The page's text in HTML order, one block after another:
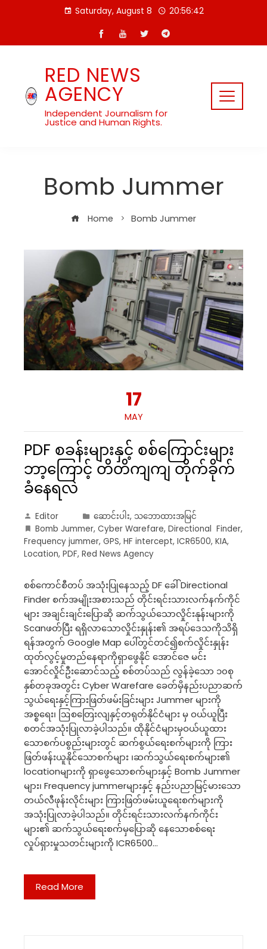
Saturday, August 8 20:56:42
RED NEWS
AGENCY
Independent Journalism for
Justice and Human Rights.
Bomb Jummer
Home Bomb Jummer
17
MAY
PDF စခန်းများနှင့် စစ်ကြောင်းများ
ဘာ့ကြောင့် တိတိကျကျ တိုက်ခိုက်
ခံနေရလဲ
Editor ဆောင်းပါး, သဘောထားအမြင်
Bomb Jummer, Cyber Warefare, Directional Finder,
Frequency jummer, GPS, HF intercept, ICR6500, KIA,
Location, PDF, Red News Agency
စစ်ကောင်စီတပ် အသုံးပြုနေသည့် DF ခေါ် Directional
Finder စက်အမျိုးအစားသည် တိုင်းရင်းသားလက်နက်ကိုင်
များ အချင်းချင်းပြောဆို ဆက်သွယ်သောလှိုင်းနုန်းများကို
Scanဖတ်ပြီး ရရှိလာသောလှိုင်းနှုန်း၏ အရပ်ဒေသကိုသိရှိ
ရန်အတွက် Google Map ပေါ်တွင်တင်၍စက်လှိုင်းနှုန်း
ထုတ်လွင့်မှုတည်နေရာကိုရှာဖွေနိုင် အောင်ဇေ မင်း
အောင်လှိုင်ဦးဆောင်သည့် စစ်တပ်သည် လွန်ခဲ့သော ၁၀စု
နှစ်တခုအတွင်း Cyber Warefare ခေတ်မှိနည်းပညာဆက်
သွယ်ရေးနှင့်ကြားဖြတ်ဖမ်းခြင်းများ Jummer များကို
အစ္စရေး၊ ဩစတြေးလျနှင့်တရုတ်နိုင်ငံများ မှ ဝယ်ယူပြီး
စတင်အသုံးပြုလာခဲ့ပါသည်။ ထိုနိုင်ငံများမှဝယ်ယူထား
သောစက်ပစွည်းများတွင် ဆက်စွယ်ရေးစက်များကို ကြား
ဖြတ်ဖန်းယူနိုင်သောစက်များ ၊ဆက်သွယ်ရေးစက်များ၏
locationများကို ရှာဖွေသောစက်များနှင့် Bomb Jummer
များ၊ Frequency jummerများနှင့် နည်းပညာမြင့်မားသော
တယ်လီဖုန်းလိုင်းများ ကြားဖြတ်ဖမ်းယူရေးစက်များကို
အသုံးပြုလာခဲ့ပါသည်။ တိုင်းရင်းသားလက်နက်ကိုင်း
များ၏ ဆက်သွယ်ရေးစက်မှပြောဆို နေသောစစ်ရေး
လှုပ်ရှားမှုသတင်းများကို ICR6500…
Read More